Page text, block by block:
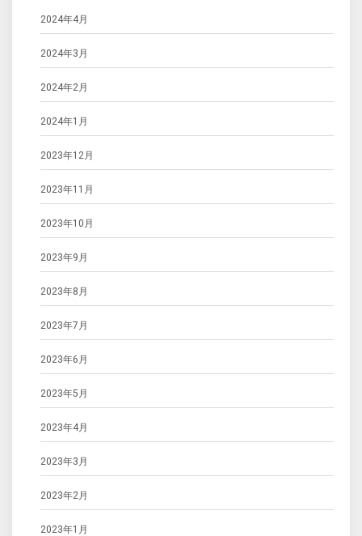
2024年4月
2024年3月
2024年2月
2024年1月
2023年12月
2023年11月
2023年10月
2023年9月
2023年8月
2023年7月
2023年6月
2023年5月
2023年4月
2023年3月
2023年2月
2023年1月